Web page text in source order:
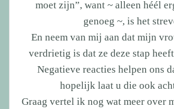
moet zijn”, want ~ alleen héél
genoeg ~, is het
En neem van mij aan dat mijn
verdrietig is dat ze deze stap
Negatieve reacties helpen ons
hopelijk laat u die ook
Graag vertel ik nog wat meer over